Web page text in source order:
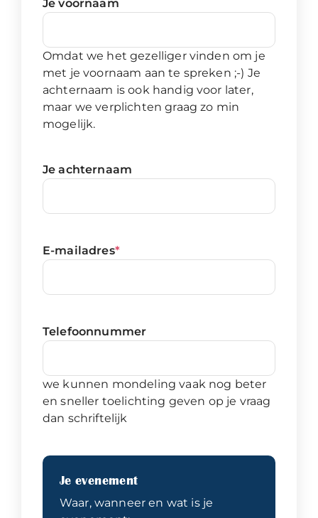
Je voornaam
Omdat we het gezelliger vinden om je
met je voornaam aan te spreken ;-) Je
achternaam is ook handig voor later,
maar we verplichten graag zo min
mogelijk.
Je achternaam
E-mailadres*
Telefoonnummer
we kunnen mondeling vaak nog beter
en sneller toelichting geven op je vraag
dan schriftelijk
Je evenement
Waar, wanneer en wat is je